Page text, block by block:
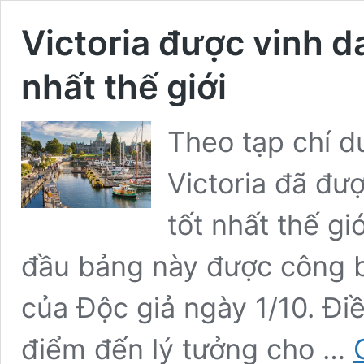
Victoria được vinh
nhất thế giới
Theo tạp chí
Victoria đã
tốt nhất thế
đầu bảng này được công
của Độc giả ngày 1/10.
điểm đến lý tưởng cho …